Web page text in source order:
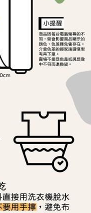
若您需要取消訂單，請聯絡
有效，需透過AFTEE先享
頁面顯示為準，若有關於
，請聯繫「AFTEE先享後付
support/home
先享後付」服務完成之交
將交易相關給付款項請求債
護人之同意方可使用
損失，本公司不負相關責
號之用戶狀況，依本公司即
情形，本公司將視審查結果
。若發現惡意使用之情形，
額度並採取法律行動。